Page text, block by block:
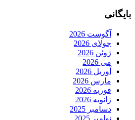
بایگانی
آگوست 2026
جولای 2026
ژوئن 2026
می 2026
آوریل 2026
مارس 2026
فوریه 2026
ژانویه 2026
دسامبر 2025
نوامبر 2025